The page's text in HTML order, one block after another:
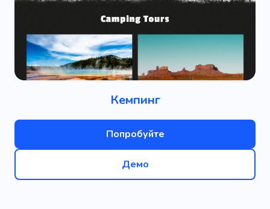
Кемпинг
Попробуйте
Демо